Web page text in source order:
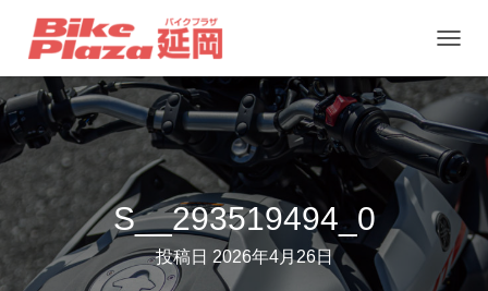
ビ
ー
シ
ョ
ン
を
S__293519494_0
投稿日 2026年4月26日